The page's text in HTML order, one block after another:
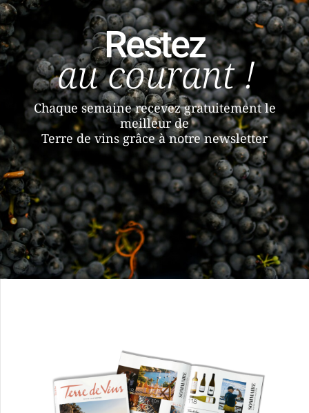
Restez
au courant !
Chaque semaine recevez gratuitement le
meilleur de
Terre de vins grâce à notre newsletter